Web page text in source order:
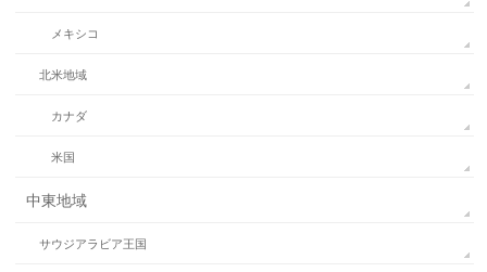
メキシコ
北米地域
カナダ
米国
中東地域
サウジアラビア王国